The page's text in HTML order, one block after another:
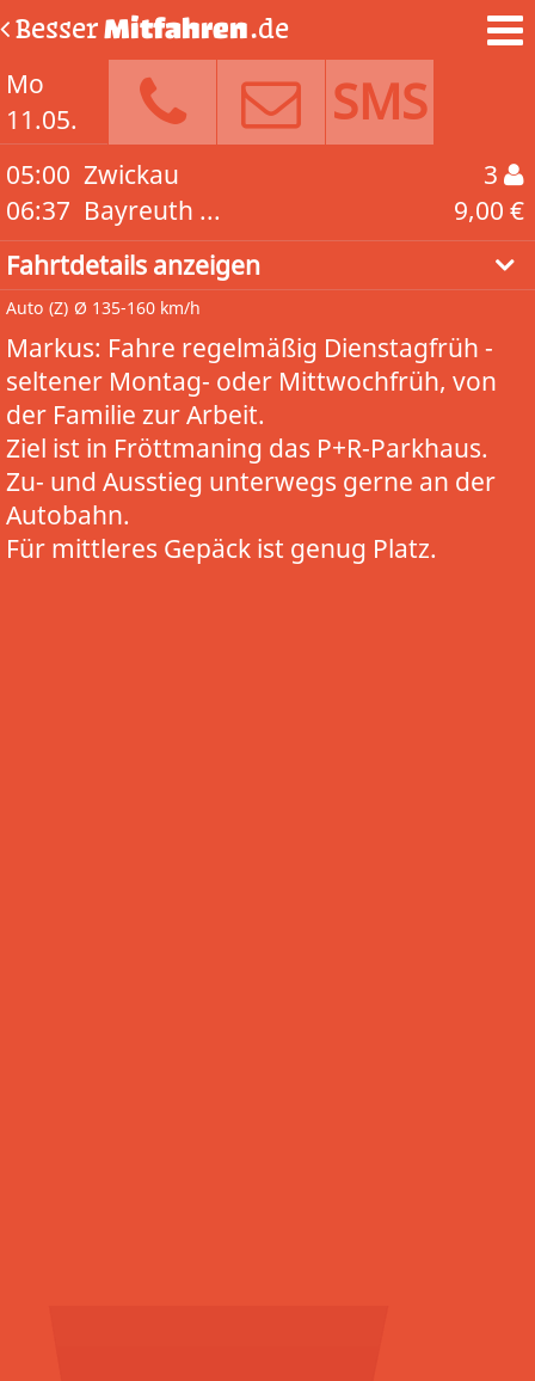
BesserMitfahren.de
Mo
11.05.
SMS
05:00
06:37
Zwickau
Bayreuth ...
3
9,00 €
Fahrtdetails anzeigen
Auto (Z) Ø 135-160 km/h
Markus: Fahre regelmäßig Dienstagfrüh -
seltener Montag- oder Mittwochfrüh, von
der Familie zur Arbeit.
Ziel ist in Fröttmaning das P+R-Parkhaus.
Zu- und Ausstieg unterwegs gerne an der
Autobahn.
Für mittleres Gepäck ist genug Platz.